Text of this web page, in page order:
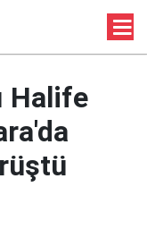
Halife